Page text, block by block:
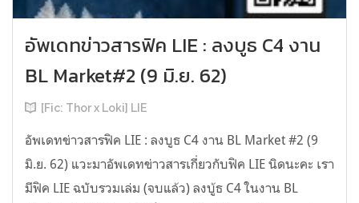
อัพเดทข่าวสารฟิค LIE : ลงบูธ C4 งาน
BL Market#2 (9 มิ.ย. 62)
[Fic: Thor x Loki] LIE
อัพเดทข่าวสารฟิค LIE : ลงบูธ C4 งาน BL Market #2 (9
มิ.ย. 62) แวะมาอัพเดทข่าวสารเกี่ยวกับฟิค LIE นิดนะคะ เรา
มีฟิค LIE ฉบับรวมเล่ม (จบแล้ว) ลงบู้ธ C4 ในงาน BL